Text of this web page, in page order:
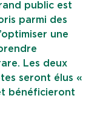
public est
parmi des
une
Les deux
seront élus «
bénéficieront